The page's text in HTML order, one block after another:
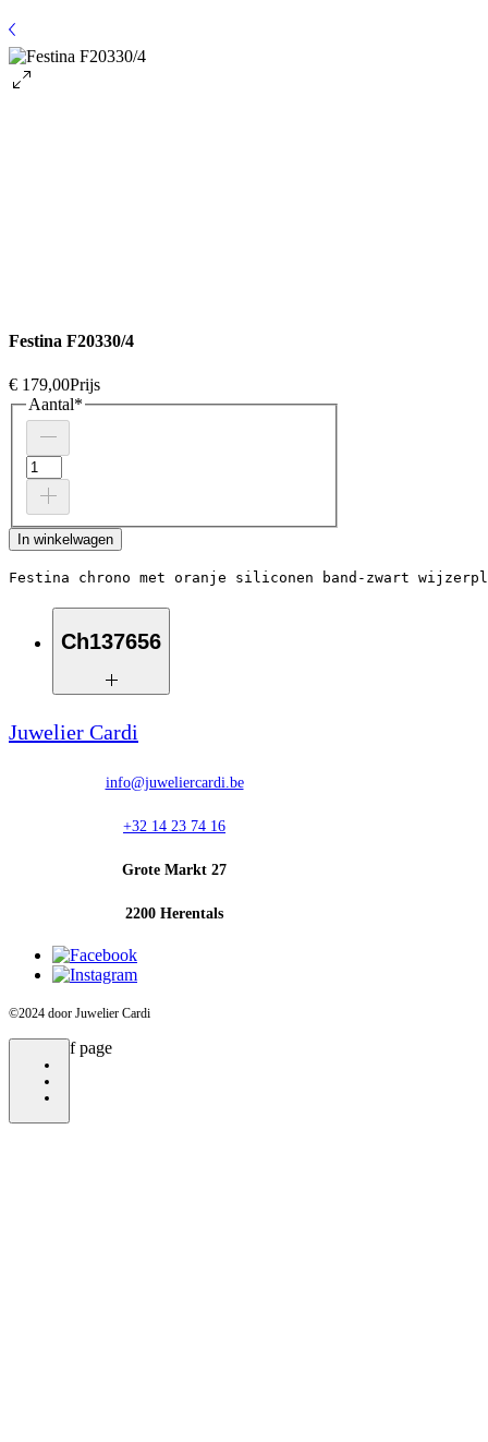
Festina F20330/4
€ 179,00Prijs
Aantal*
In winkelwagen
Festina chrono met oranje siliconen band-zwart
Ch137656
Ch137656
Juwelier Cardi
info@juweliercardi.be
+32 14 23 74 16
Grote Markt 27
2200 Herentals
©2024 door Juwelier Cardi
bottom of page